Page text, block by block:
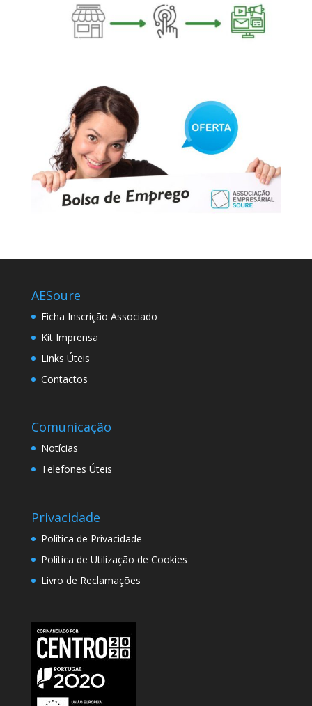
AESoure
Ficha Inscrição Associado
Kit Imprensa
Links Úteis
Contactos
Comunicação
Notícias
Telefones Úteis
Privacidade
Política de Privacidade
Política de Utilização de Cookies
Livro de Reclamações